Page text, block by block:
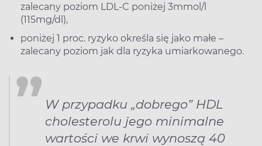
zalecany poziom LDL-C poniżej 3mmol/l
(115mg/dl),
poniżej 1 proc. ryzyko określa się jako małe –
zalecany poziom jak dla ryzyka umiarkowanego.
W przypadku „dobrego” HDL
cholesterolu jego minimalne
wartości we krwi wynoszą 40